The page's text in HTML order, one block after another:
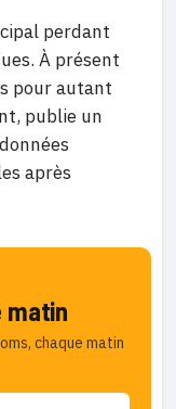
perdant
À présent
pour autant
publie un
après
matin
chaque matin